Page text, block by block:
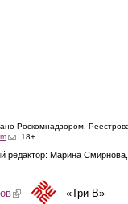
Роскомнадзором.
(link sends e-mail)
. 18+
Марина
(link is external)«Три-В»